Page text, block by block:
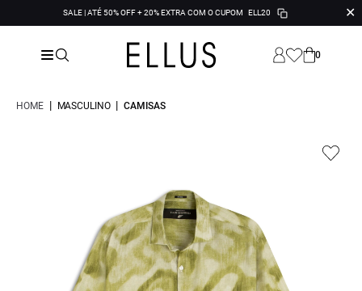
SALE | ATÉ 50% OFF + 20% EXTRA COM O CUPOM ELL20 ✕
0
HOME | MASCULINO | CAMISAS